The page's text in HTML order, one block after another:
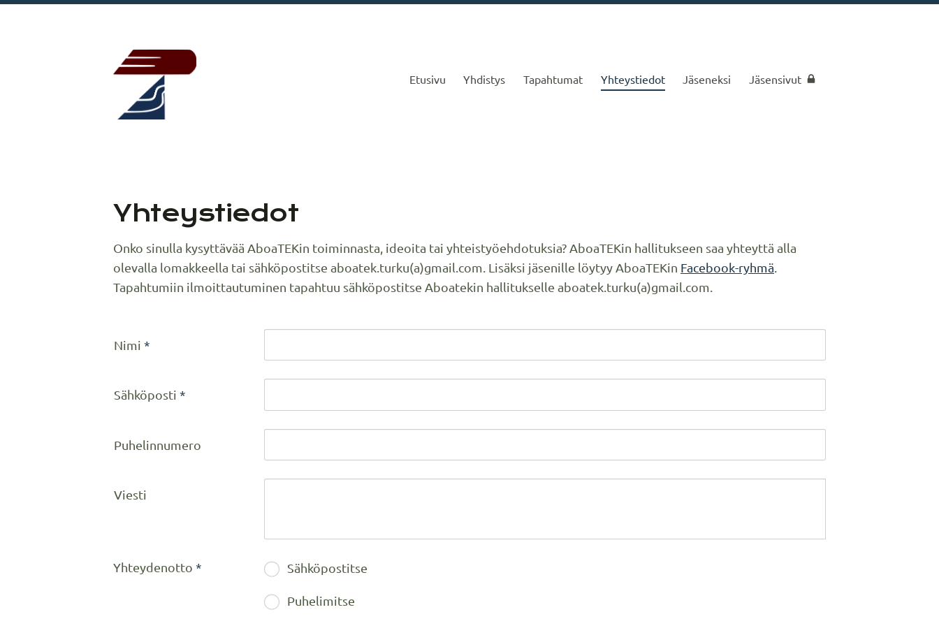
AboaTEK – Lounais-Suomen Tekniikan
Etusivu Yhdistys Tapahtumat Yhteystiedot Jäseneksi Jäsensivut
Yhteystiedot
Onko sinulla kysyttävää AboaTEKin toiminnasta, ideoita tai yhteistyöehdotuksia? AboaTEKin hallitukseen saa yhteyttä alla
olevalla lomakkeella tai sähköpostitse aboatek.turku(a)gmail.com. Lisäksi jäsenille löytyy AboaTEKin Facebook-ryhmä
Tapahtumiin ilmoittautuminen tapahtuu sähköpostitse Aboatekin hallitukselle aboatek.turku(a)gmail.com.
Nimi *
Sähköposti *
Puhelinnumero
Viesti
Yhteydenotto * Sähköpostitse
Puhelimitse